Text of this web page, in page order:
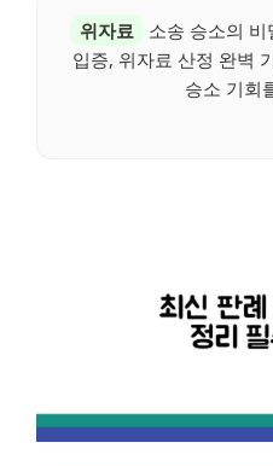
위자료
소송 승소의
입증, 위자료 산정 완벽
승소 기회